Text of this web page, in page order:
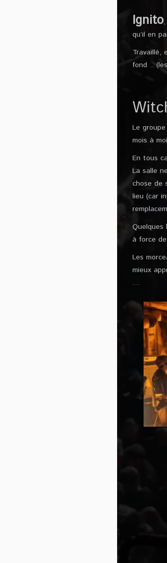
Ignito
qu’il en
Travaillé,
fond ..
Le
mois à
En tous
La salle
chose de
lieu (car
à force
Les
mieux
…